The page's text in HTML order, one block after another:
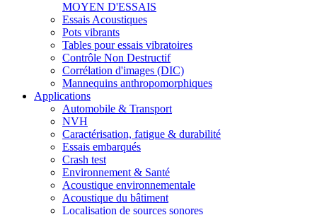
MOYEN D'ESSAIS
Essais Acoustiques
Pots vibrants
Tables pour essais vibratoires
Contrôle Non Destructif
Corrélation d'images (DIC)
Mannequins anthropomorphiques
Applications
Automobile & Transport
NVH
Caractérisation, fatigue & durabilité
Essais embarqués
Crash test
Environnement & Santé
Acoustique environnementale
Acoustique du bâtiment
Localisation de sources sonores